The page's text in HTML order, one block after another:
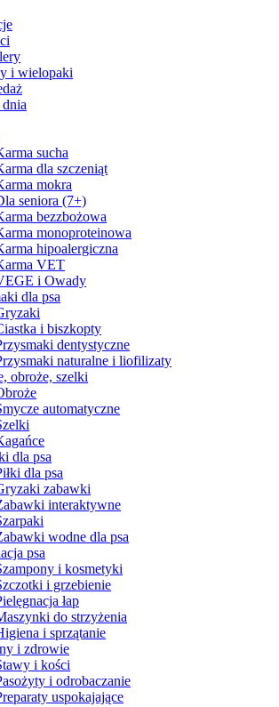
i wielopaki
sucha
dla szczeniąt
mokra
seniora (7+)
bezzbożowa
monoproteinowa
hipoalergiczna
VET
i Owady
dla psa
i biszkopty
dentystyczne
naturalne i liofilizaty
obroże, szelki
automatyczne
dla psa
dla psa
zabawki
interaktywne
wodne dla psa
psa
i kosmetyki
i grzebienie
łap
do strzyżenia
i sprzątanie
i zdrowie
i kości
i odrobaczanie
uspokajające